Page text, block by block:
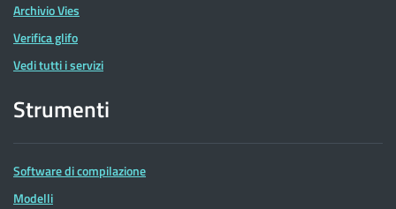
Archivio Vies
Verifica glifo
Vedi tutti i servizi
Strumenti
Software di compilazione
Modelli